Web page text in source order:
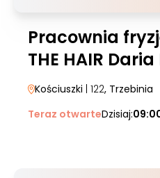
Pracownia
THE HAIR
Kościuszki | 122, Trzebinia
Teraz otwarteDzisiaj: